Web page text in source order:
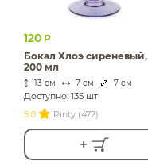
120 Р
Бокал Хлоэ сиреневый,
200 мл
13 см 7 см 7 см
Доступно: 135 шт
5.0
Pinty (472)